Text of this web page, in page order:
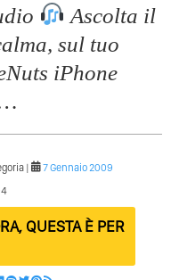
Ascolta il
sul tuo
iPhone
|
7 Gennaio 2009
QUESTA È PER